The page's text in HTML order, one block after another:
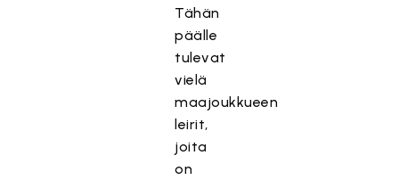
Tähän
päälle
tulevat
vielä
maajoukkueen
leirit,
joita
on